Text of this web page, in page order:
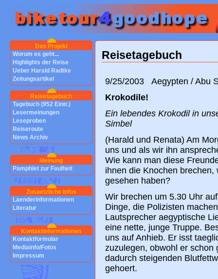
Das Projekt
Worum es geht...
Highlights der Reise
Ueber Harald Radtke
Zeitungsartikel
Reisetagebuch
Tagebuch (952 Eintr.)
Lesermeinungen
Leseproben
Reiseroute
News Archiv
Meinung
Pamphlet zur Faulheit
Zusaetzliche Infos
Laenderinformationen
Literatur
Kontaktinformationen
Kontaktformular
Mediainfo/Fotos
Impressum
Reisetagebuch
9/25/2003 Aegypten / Abu
Krokodile!
Ein lebendes Krokodil in
Simbel
(Harald und Renata) Am
uns und als wir ihn
Wie kann man diese
ihnen die Knochen
gesehen haben?
Wir brechen um 5.30 Uhr
Dinge, die Polizisten
Lautsprecher aegyptische
eine nette, junge Truppe.
uns auf Anhieb. Er isst
zuzulegen, obwohl er schon
dadurch steigenden
gehoert.